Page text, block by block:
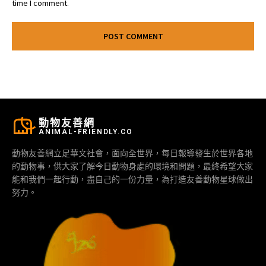
time I comment.
動物友善網
ANIMAL-FRIENDLY.CO
動物友善網立足華文社會，面向全世界，每日報導發生於世界各地
的動物事，供大家了解今日動物身處的環境和問題，最終希望大家
能和我們一起行動，盡自己的一份力量，為打造友善動物星球做出
努力。